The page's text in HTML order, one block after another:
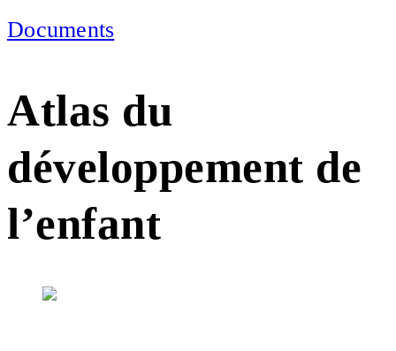
Documents
Atlas du
développement de
l’enfant